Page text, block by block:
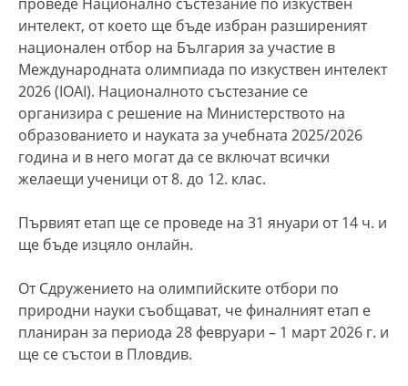
интелект, от което ще бъде избран разширеният
национален отбор на България за участие в
Международната олимпиада по изкуствен интелект
2026 (IOAI). Националното състезание се
организира с решение на Министерството на
образованието и науката за учебната 2025/2026
година и в него могат да се включат всички
желаещи ученици от 8. до 12. клас.
Първият етап ще се проведе на 31 януари от 14 ч. и
ще бъде изцяло онлайн.
От Сдружението на олимпийските отбори по
природни науки съобщават, че финалният етап е
планиран за периода 28 февруари – 1 март 2026 г. и
ще се състои в Пловдив.